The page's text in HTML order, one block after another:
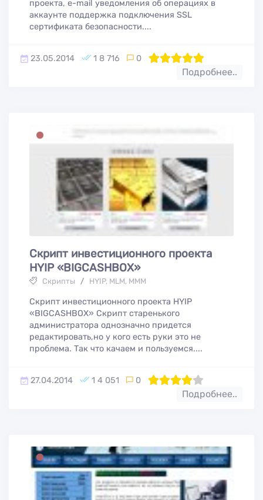
проекта, e-mail уведомления об операциях в
аккаунте поддержка подключения SSL
сертификата безопасности....
23.05.2014 1 8 716 0 100
1 2 3 4 5
Подробнее..
Скрипт инвестиционного проекта
HYIP «BIGCASHBOX»
Скрипты / HYIP, MLM, МММ
Скрипт инвестиционного проекта HYIP
«BIGCASHBOX» Скрипт старенького
администратора однозначно придется
редактировать,но у кого есть руки это не
проблема. Так что качаем и пользуемся....
27.04.2014 1 4 051 0 80
1 2 3 4 5
Подробнее..